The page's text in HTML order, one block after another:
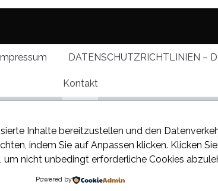
Impressum DATENSCHUTZRICHTLINIEN –
Kontakt
Klatsch
Inhalte bereitzustellen und den
indem Sie auf Anpassen klicken. Klicken
, um nicht unbedingt erforderliche Cookies
Powered by